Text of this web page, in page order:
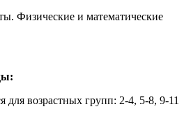
Физические и математические
возрастных групп: 2-4, 5-8, 9-11